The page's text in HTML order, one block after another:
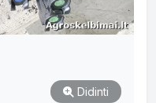
Didinti